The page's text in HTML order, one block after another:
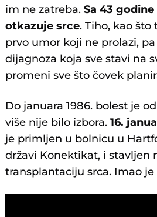
im ne zatreba.Sa 43
otkazuje srce. Tiho, kao što
prvo umor koji ne prolazi,
dijagnoza koja sve stavi na
promeni sve što čovek
Do januara 1986. bolest je
više nije bilo izbora.16.
je primljen u bolnicu u
državi Konektikat, i stavljen
transplantaciju srca. Imao